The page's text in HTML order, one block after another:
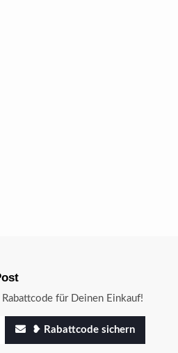
für Deinen Einkauf!
❥ Rabattcode sichern